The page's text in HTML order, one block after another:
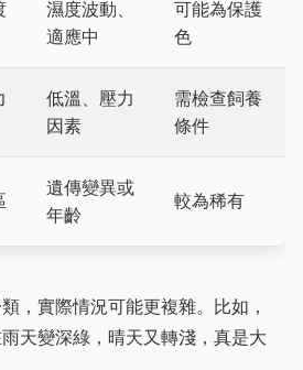
濕度波動、
適應中
可能為保護
色
低溫、壓力
因素
需檢查飼養
條件
遺傳變異或
年齡
較為稀有
，實際情況可能更複雜。比如，
天變深綠，晴天又轉淺，真是大